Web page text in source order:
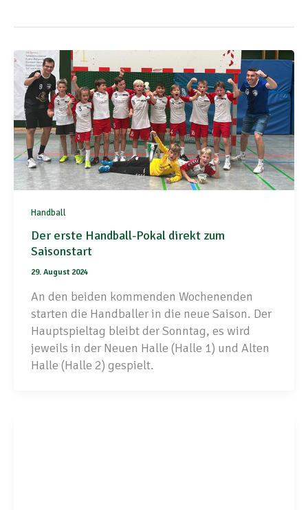
Handball
Der erste Handball-Pokal direkt zum
Saisonstart
29. August 2024
An den beiden kommenden Wochenenden
starten die Handballer in die neue Saison. Der
Hauptspieltag bleibt der Sonntag, es wird
jeweils in der Neuen Halle (Halle 1) und Alten
Halle (Halle 2) gespielt.